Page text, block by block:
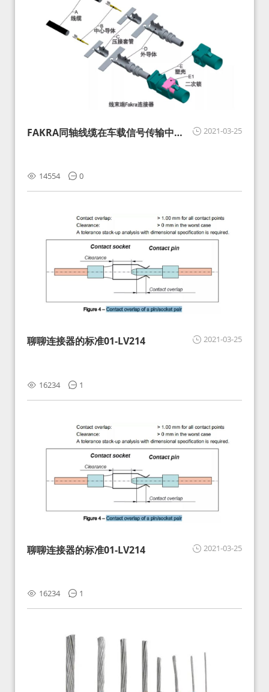
2021-03-25
FAKRA同轴线缆在车载信号传输中的
14554 0
2021-03-25
聊聊连接器的标准01-LV214
16234 1
2021-03-25
聊聊连接器的标准01-LV214
16234 1